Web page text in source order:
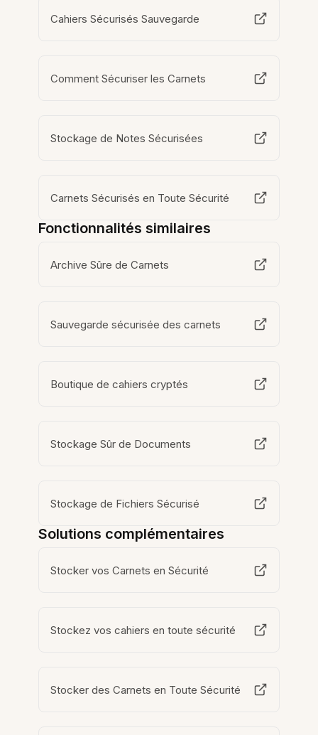
Cahiers Sécurisés Sauvegarde
Comment Sécuriser les Carnets
Stockage de Notes Sécurisées
Carnets Sécurisés en Toute Sécurité
Fonctionnalités similaires
Archive Sûre de Carnets
Sauvegarde sécurisée des carnets
Boutique de cahiers cryptés
Stockage Sûr de Documents
Stockage de Fichiers Sécurisé
Solutions complémentaires
Stocker vos Carnets en Sécurité
Stockez vos cahiers en toute sécurité
Stocker des Carnets en Toute Sécurité